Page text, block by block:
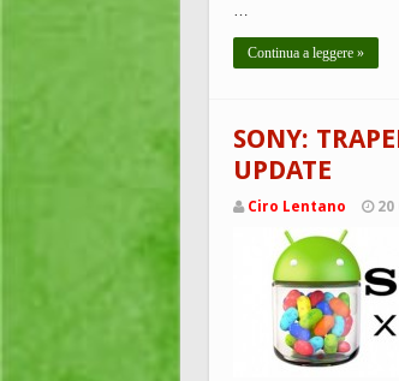
…
Continua a leggere »
SONY:
UPDATE
Ciro Lentano